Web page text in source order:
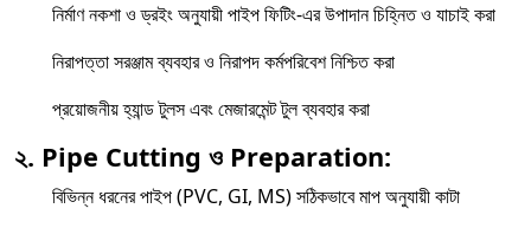
নির্মাণ নকশা ও ড্রইং অনুযায়ী পাইপ ফিটিং-এর উপাদান চিহ্নিত ও যাচাই করা
নিরাপত্তা সরঞ্জাম ব্যবহার ও নিরাপদ কর্মপরিবেশ নিশ্চিত করা
প্রয়োজনীয় হ্যান্ড টুলস এবং মেজারমেন্ট টুল ব্যবহার করা
২. Pipe Cutting ও Preparation:
বিভিন্ন ধরনের পাইপ (PVC, GI, MS) সঠিকভাবে মাপ অনুযায়ী কাটা